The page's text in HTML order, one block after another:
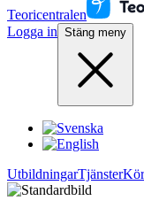
Teoricentralen
Logga in Stäng meny
UtbildningarTjänster